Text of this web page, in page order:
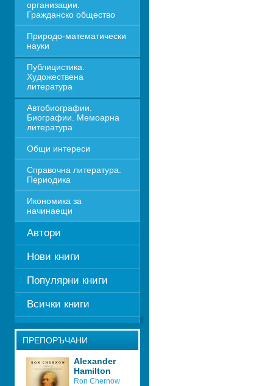
организации.
Гражданско общество
Природо-математически
науки
Публицистика.
Художествена
литература
Автобиографии.
Биографии. Мемоарна
литература
Общи интереси
Справочна литература.
Периодика
Икономика за
начинаещи
Автори
Нови книги
Популярни книги
Всички книги
ПРЕПОРЪЧАНИ
Alexander
Hamilton
Ron Chernow